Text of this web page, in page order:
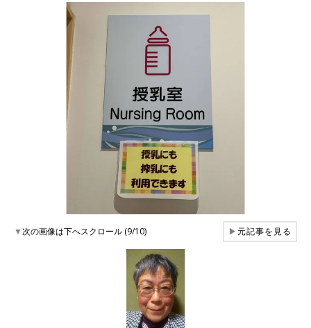
▼次の画像は下へスクロール (9/10) ▶元記事を見る